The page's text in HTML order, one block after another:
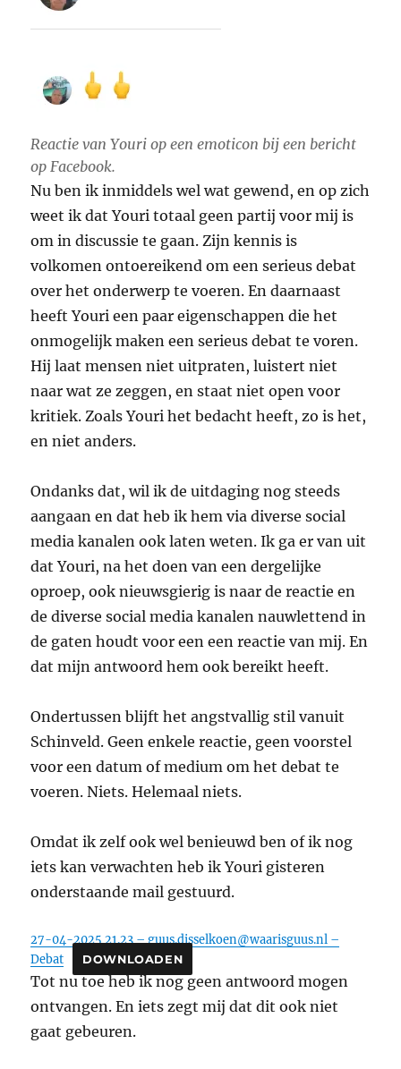
Reactie van Youri op een emoticon bij een bericht
op Facebook.
Nu ben ik inmiddels wel wat gewend, en op zich
weet ik dat Youri totaal geen partij voor mij is
om in discussie te gaan. Zijn kennis is
volkomen ontoereikend om een serieus debat
over het onderwerp te voeren. En daarnaast
heeft Youri een paar eigenschappen die het
onmogelijk maken een serieus debat te voren.
Hij laat mensen niet uitpraten, luistert niet
naar wat ze zeggen, en staat niet open voor
kritiek. Zoals Youri het bedacht heeft, zo is het,
en niet anders.
Ondanks dat, wil ik de uitdaging nog steeds
aangaan en dat heb ik hem via diverse social
media kanalen ook laten weten. Ik ga er van uit
dat Youri, na het doen van een dergelijke
oproep, ook nieuwsgierig is naar de reactie en
de diverse social media kanalen nauwlettend in
de gaten houdt voor een een reactie van mij. En
dat mijn antwoord hem ook bereikt heeft.
Ondertussen blijft het angstvallig stil vanuit
Schinveld. Geen enkele reactie, geen voorstel
voor een datum of medium om het debat te
voeren. Niets. Helemaal niets.
Omdat ik zelf ook wel benieuwd ben of ik nog
iets kan verwachten heb ik Youri gisteren
onderstaande mail gestuurd.
27-04-2025 21.23 – guus.disselkoen@waarisguus.nl –
Debat
DOWNLOADEN
Tot nu toe heb ik nog geen antwoord mogen
ontvangen. En iets zegt mij dat dit ook niet
gaat gebeuren.